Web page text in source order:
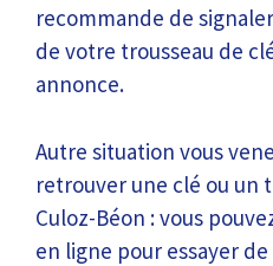
recommande de
de votre trousseau de
annonce.
Autre situation vous
retrouver une clé ou un
Culoz-Béon : vous
en ligne pour essayer